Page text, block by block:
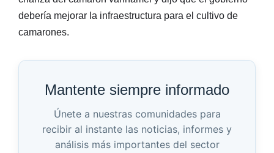
debería mejorar la infraestructura para el cultivo de
camarones.
Mantente siempre informado
Únete a nuestras comunidades para
recibir al instante las noticias, informes y
análisis más importantes del sector